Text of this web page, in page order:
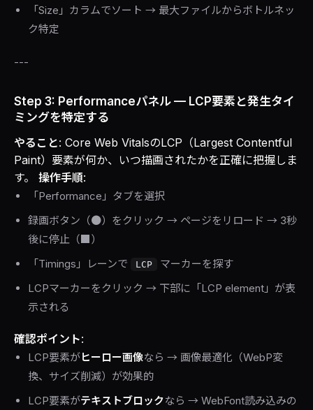
「Size」カラムでソート → 最大ファイルからボトルネッ
ク特定
---
Step 3: Performanceパネル — LCP要素と発生タイ
ミングを特定する
やること: Core Web VitalsのLCP（Largest Contentful
Paint）要素が何か、いつ描画されたかを正確に把握しま
す。 操作手順:
「Performance」タブを選択
録画ボタン（●）をクリック → ページをリロード → 3秒
後に停止（■）
「Timings」レーンで
LCP
マーカーを探す
LCPマーカーをクリック → 下部に「LCP element」が表
示される
確認ポイント:
LCP要素がヒーロー画像なら → 画像最適化（WebP変
換、サイズ削減）が効果的
LCP要素がテキストブロックなら → WebFont読み込みの